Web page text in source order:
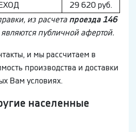
29 620 руб.
из расчетапроезда 146
публичной афертой.
и мы рассчитаем в
производства и доставки
Вам условиях.
населенные